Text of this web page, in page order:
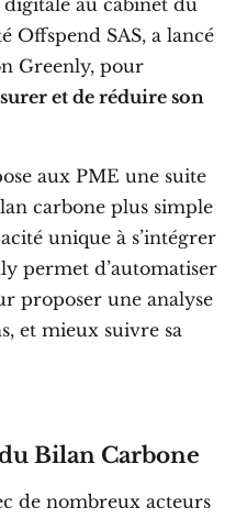
Offspend SAS, a lancé
Greenly, pour
et de réduire son
aux PME une suite
carbone plus simple
unique à s’intégrer
permet d’automatiser
proposer une analyse
et mieux suivre sa
Bilan Carbone
de nombreux acteurs